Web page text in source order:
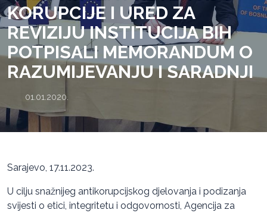
KORUPCIJE I URED ZA
REVIZIJU INSTITUCIJA BIH
POTPISALI MEMORANDUM O
RAZUMIJEVANJU I SARADNJI
01.01.2020.
Sarajevo, 17.11.2023.
U cilju snažnijeg antikorupcijskog djelovanja i podizanja
svijesti o etici, integritetu i odgovornosti, Agencija za